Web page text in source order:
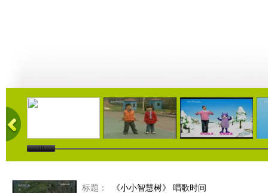
05:03 03:21 03:44
标题：
《小小智慧树》 唱歌时间